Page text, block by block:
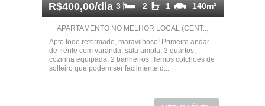
R$400,00/dia 140m²
1
2
3
APARTAMENTO NO MELHOR LOCAL (CENT...
Apto todo reformado, maravilhoso! Primeiro andar
de frente com varanda, sala ampla, 3 quartos,
cozinha equipada, 2 banheiros. Temos colchoes de
solteiro que podem ser facilmente d...